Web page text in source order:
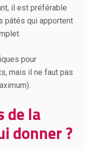
il est préférable
pâtés qui apportent
pour
mais il ne faut pas
de la
donner ?